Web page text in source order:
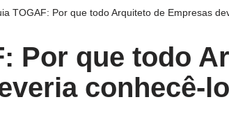
TOGAF: Por que todo Arquiteto de Empresas
Por que todo
conhecê-